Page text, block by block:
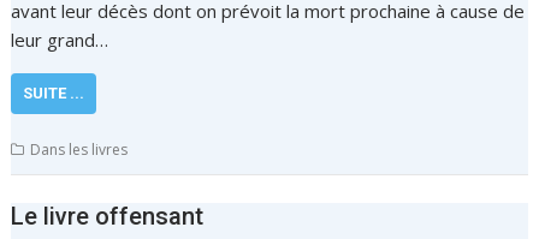
avant leur décès dont on prévoit la mort prochaine à cause de
leur grand…
SUITE ...
Dans les livres
Le livre offensant